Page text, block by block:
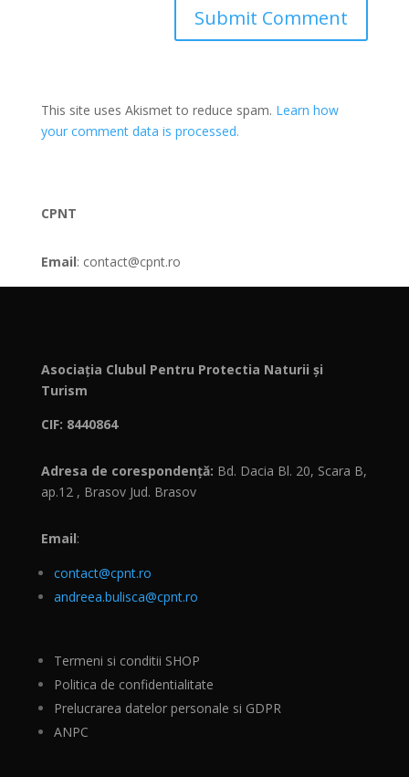
This site uses Akismet to reduce spam. Learn how
your comment data is processed.
CPNT
Email: contact@cpnt.ro
Asociația Clubul Pentru Protectia Naturii și
Turism
CIF: 8440864
Adresa de corespondență: Bd. Dacia Bl. 20, Scara B,
ap.12 , Brasov Jud. Brasov
Email:
contact@cpnt.ro
andreea.bulisca@cpnt.ro
Termeni si conditii SHOP
Politica de confidentialitate
Prelucrarea datelor personale si GDPR
ANPC